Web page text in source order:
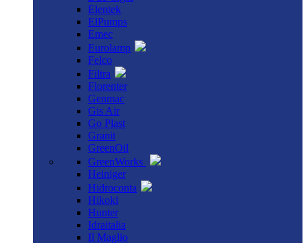
Elentek
ElPumps
Emec
Eurolamp
Felco
Filtra
Florenter
Genmac
Gis Air
Go Plast
Granit
GreenOil
GreenWorks
Heiniger
Hidroconta
Hikoki
Hunter
Idraitalia
Il Maglio